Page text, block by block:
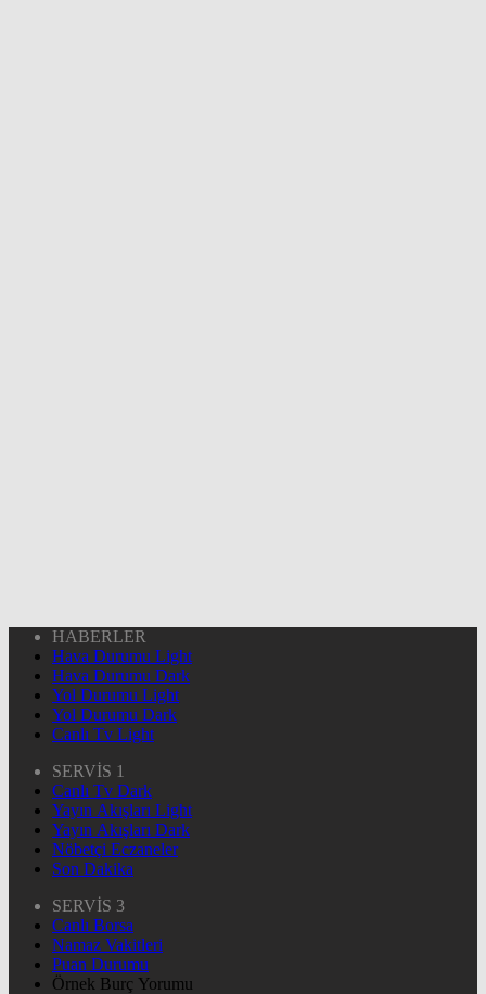
HABERLER
Hava Durumu Light
Hava Durumu Dark
Yol Durumu Light
Yol Durumu Dark
Canlı Tv Light
SERVİS 1
Canlı Tv Dark
Yayın Akışları Light
Yayın Akışları Dark
Nöbetçi Eczaneler
Son Dakika
SERVİS 3
Canlı Borsa
Namaz Vakitleri
Puan Durumu
Örnek Burç Yorumu